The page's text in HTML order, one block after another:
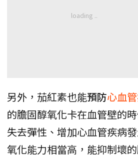
另外，茄紅素也能預防心血
的膽固醇氧化卡在血管壁的
失去彈性、增加心血管疾病
氧化能力相當高，能抑制壞